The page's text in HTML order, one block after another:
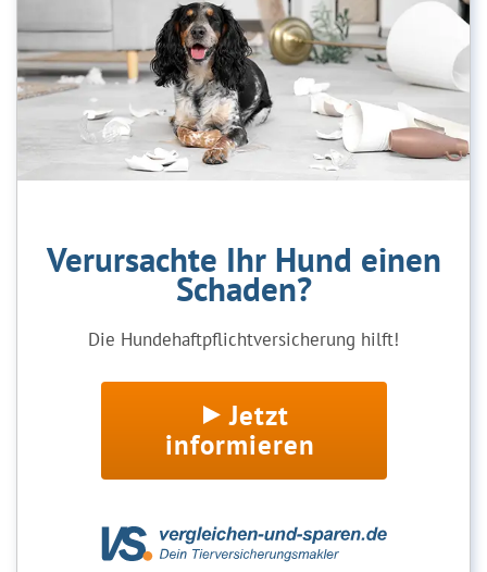
Verursachte Ihr Hund einen
Schaden?
Die Hundehaftpflichtversicherung hilft!
Jetzt
informieren